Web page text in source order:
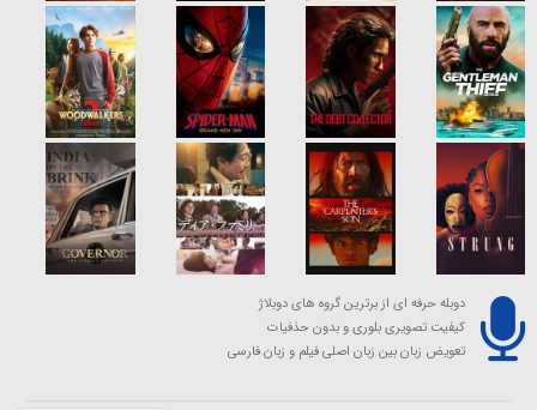
دوبله حرفه ای از برترین گروه های دوبلاژ
کیفیت تصویری بلوری و بدون حذفیات
تعویض زبان بین زبان اصلی فیلم و زبان فارسی